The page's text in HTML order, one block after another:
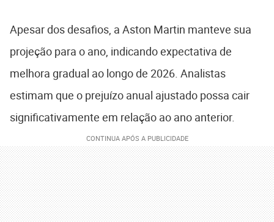
Apesar dos desafios, a Aston Martin manteve sua
projeção para o ano, indicando expectativa de
melhora gradual ao longo de 2026. Analistas
estimam que o prejuízo anual ajustado possa cair
significativamente em relação ao ano anterior.